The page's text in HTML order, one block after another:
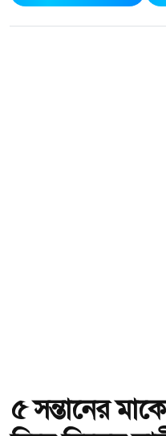
৫ সন্তানের